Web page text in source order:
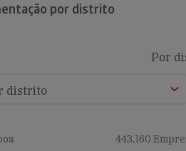
por distrito
Por
443,160